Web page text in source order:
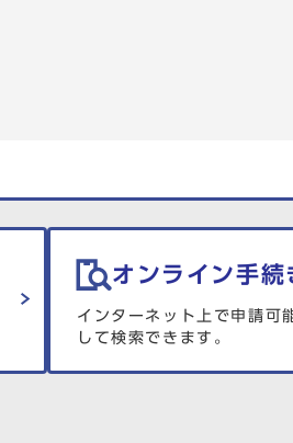
オンライン手続
インターネット上で申請可
して検索できます。